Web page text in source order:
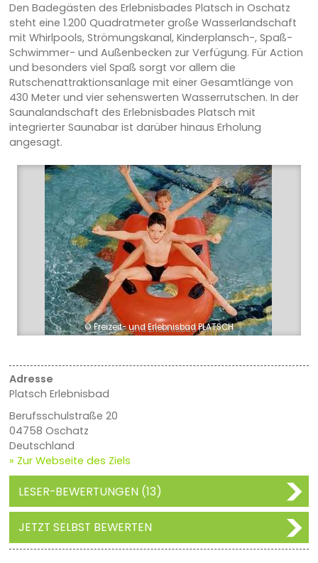
Den Badegästen des Erlebnisbades Platsch in Oschatz
steht eine 1.200 Quadratmeter große Wasserlandschaft
mit Whirlpools, Strömungskanal, Kinderplansch-, Spaß-
Schwimmer- und Außenbecken zur Verfügung. Für Action
und besonders viel Spaß sorgt vor allem die
Rutschenattraktionsanlage mit einer Gesamtlänge von
430 Meter und vier sehenswerten Wasserrutschen. In der
Saunalandschaft des Erlebnisbades Platsch mit
integrierter Saunabar ist darüber hinaus Erholung
angesagt.
© Freizeit- und Erlebnisbad PLATSCH
Adresse
Platsch Erlebnisbad
Berufsschulstraße 20
04758 Oschatz
Deutschland
» Zur Webseite des Ziels
LESER-BEWERTUNGEN (13)
JETZT SELBST BEWERTEN